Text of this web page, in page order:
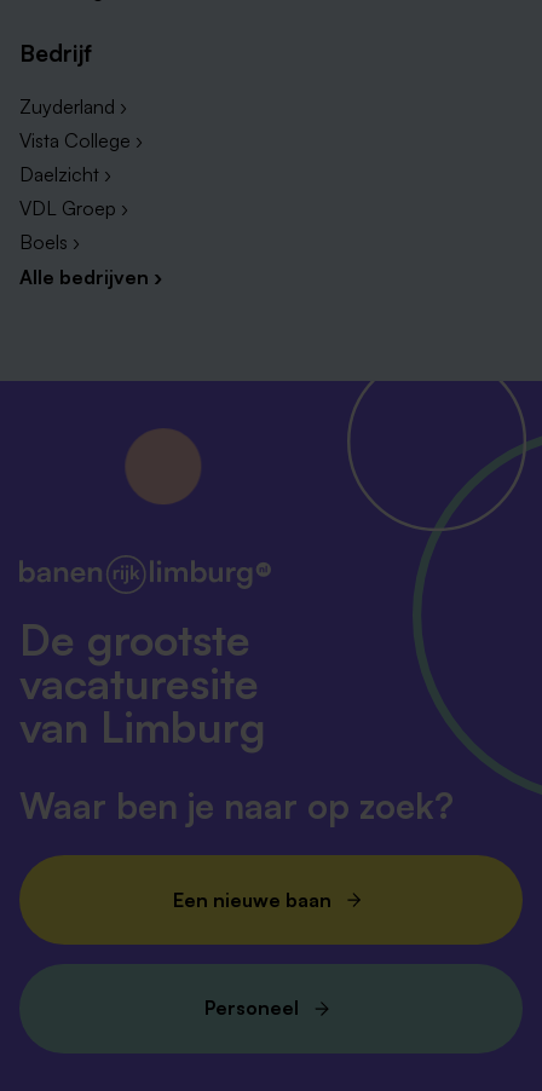
Bedrijf
Zuyderland ›
Vista College ›
Daelzicht ›
VDL Groep ›
Boels ›
Alle bedrijven ›
De grootste
vacaturesite
van Limburg
Waar ben je naar op zoek?
Een nieuwe baan
Personeel